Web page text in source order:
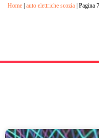
Home auto elettriche scozia Pagina 7